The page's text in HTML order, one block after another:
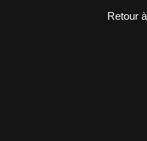
Retour